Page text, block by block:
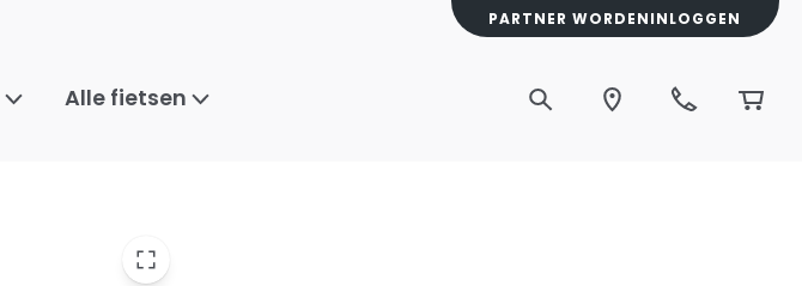
PARTNER WORDENINLOGGEN
Alle fietsen